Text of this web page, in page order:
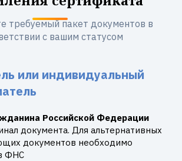
требуемый пакет документов в
с вашим статусом
или индивидуальный
Российской Федерации
документа. Для альтернативных
документов необходимо
ФНС